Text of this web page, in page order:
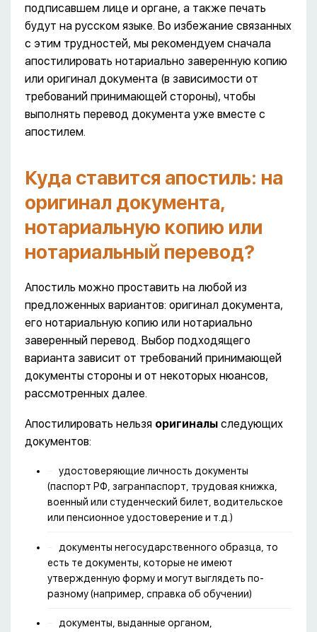
подписавшем лице и органе, а также печать
будут на русском языке. Во избежание связанных
с этим трудностей, мы рекомендуем сначала
апостилировать нотариально заверенную копию
или оригинал документа (в зависимости от
требований принимающей стороны), чтобы
выполнять перевод документа уже вместе с
апостилем.
Куда ставится апостиль: на
оригинал документа,
нотариальную копию или
нотариальный перевод?
Апостиль можно проставить на любой из
предложенных вариантов: оригинал документа,
его нотариальную копию или нотариально
заверенный перевод. Выбор подходящего
варианта зависит от требований принимающей
документы стороны и от некоторых нюансов,
рассмотренных далее.
Апостилировать нельзя оригиналы следующих
документов:
удостоверяющие личность документы
(паспорт РФ, загранпаспорт, трудовая книжка,
военный или студенческий билет, водительское
или пенсионное удостоверение и т.д.)
документы негосударственного образца, то
есть те документы, которые не имеют
утвержденную форму и могут выглядеть по-
разному (например, справка об обучении)
документы, выданные органом,